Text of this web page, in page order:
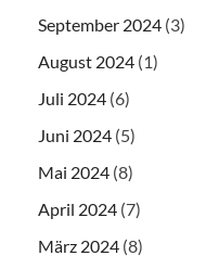
September 2024 (3)
August 2024 (1)
Juli 2024 (6)
Juni 2024 (5)
Mai 2024 (8)
April 2024 (7)
März 2024 (8)